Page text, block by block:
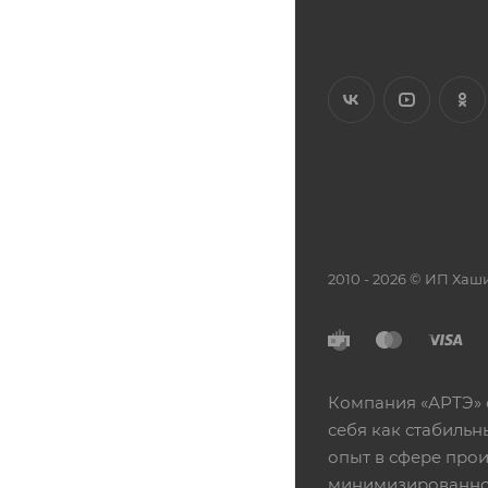
2010 - 2026 © ИП
Компания «АРТЭ»
себя как
опыт в сфере